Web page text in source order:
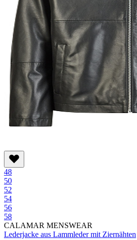
48
50
52
54
56
58
CALAMAR MENSWEAR
Lederjacke aus Lammleder mit Ziernähten